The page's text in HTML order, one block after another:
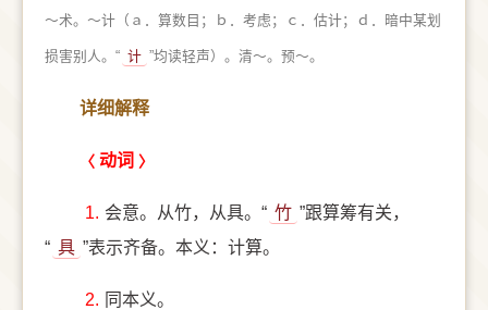
～术。～计（ａ．算数目；ｂ．考虑；ｃ．估计；ｄ．暗中某划
损害别人。“ 计 ”均读轻声）。清～。预～。
详细解释
动词
1. 会意。从竹，从具。“ 竹 ”跟算筹有关，
“ 具 ”表示齐备。本义：计算。
2. 同本义。